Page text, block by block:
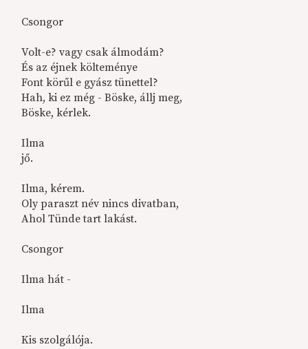
Csongor
Volt-e? vagy csak álmodám?
És az éjnek költeménye
Font körűl e gyász tünettel?
Hah, ki ez még - Böske, állj meg,
Böske, kérlek.
Ilma
jő.
Ilma, kérem.
Oly paraszt név nincs divatban,
Ahol Tünde tart lakást.
Csongor
Ilma hát -
Ilma
Kis szolgálója.